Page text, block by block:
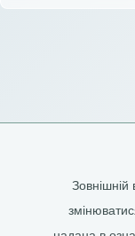
Зовнішній